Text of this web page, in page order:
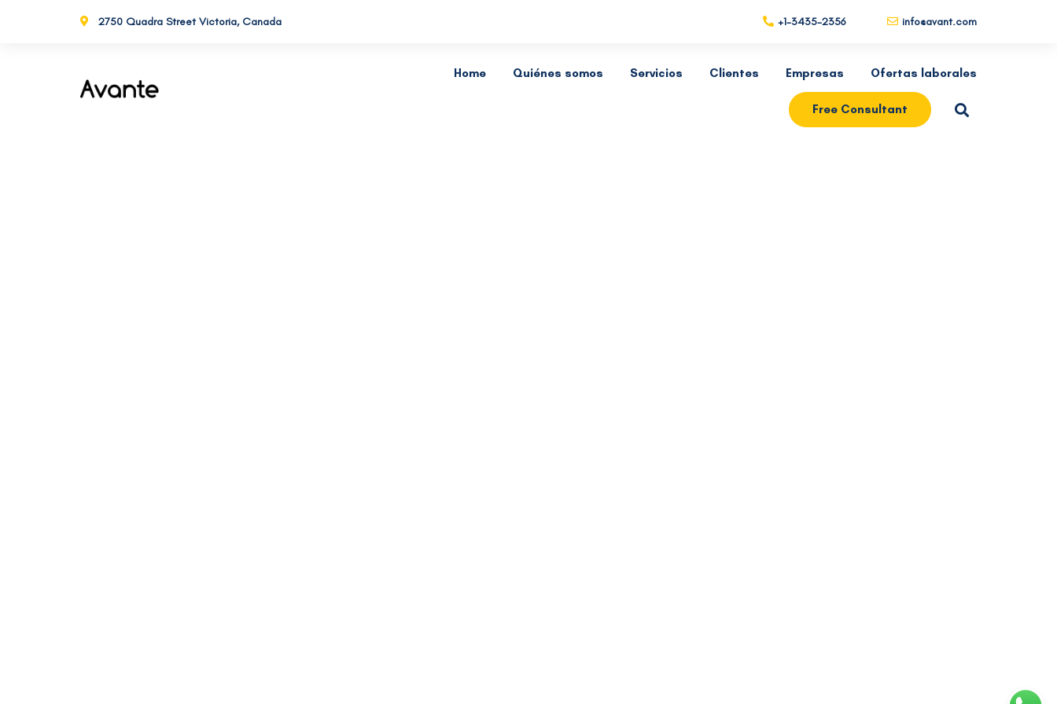
2750 Quadra Street Victoria, Canada +1-3435-2356 info@avant.com
Home Quiénes somos Servicios Clientes Empresas Ofertas laborales
Free Consultant